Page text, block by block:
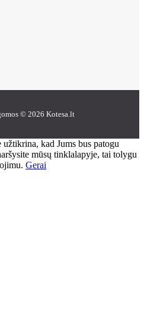
© 2026 Kotesa.lt
kad Jums bus patogu
mūsų tinklalapyje, tai tolygu
Gerai